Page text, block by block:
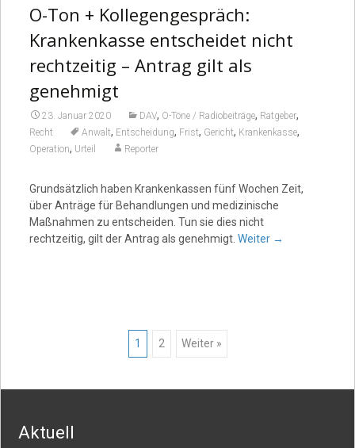
O-Ton + Kollegengespräch:
Krankenkasse entscheidet nicht
rechtzeitig – Antrag gilt als
genehmigt
23. Januar 2020 DAV, O-Töne / Radiobeiträge, Ratgeber,
Recht Anwalt, Entscheidung, Frist, Gericht, Krankenkasse,
Operation, Urteil Reporter
Grundsätzlich haben Krankenkassen fünf Wochen Zeit,
über Anträge für Behandlungen und medizinische
Maßnahmen zu entscheiden. Tun sie dies nicht
rechtzeitig, gilt der Antrag als genehmigt. Weiter →
navigation
1 2 Weiter »
Aktuell